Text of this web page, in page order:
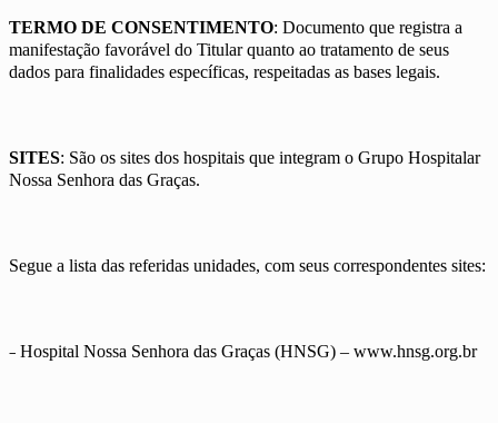
TERMO DE CONSENTIMENTO: Documento que registra a
manifestação favorável do Titular quanto ao tratamento de seus
dados para finalidades específicas, respeitadas as bases legais.
SITES: São os sites dos hospitais que integram o Grupo Hospitalar
Nossa Senhora das Graças.
Segue a lista das referidas unidades, com seus correspondentes sites:
– Hospital Nossa Senhora das Graças (HNSG) – www.hnsg.org.br